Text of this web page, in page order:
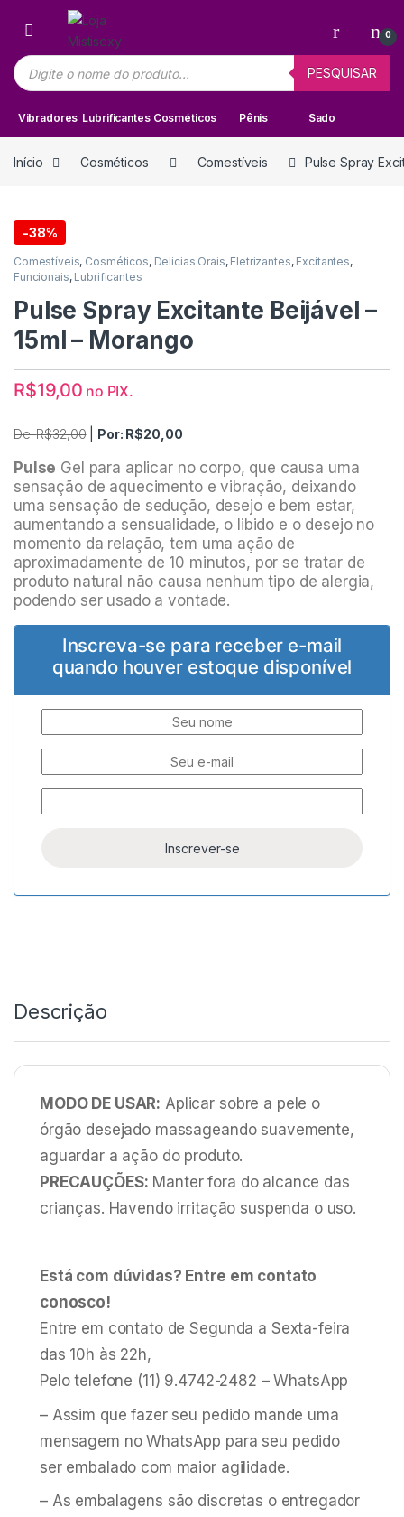
Skip to navigation
Skip to content
0
Pesquisar produtos
PESQUISAR
Vibradores Lubrificantes Cosméticos Pênis Sado
Início Cosméticos Comestíveis Pulse Spray
-38%
Comestíveis, Cosméticos, Delicias Orais, Eletrizantes, Excitantes,
Funcionais, Lubrificantes
Pulse Spray Excitante Beijável –
15ml – Morango
R$19,00 no PIX.
De:R$32,00| Por: R$20,00
Pulse Gel para aplicar no corpo, que causa uma
sensação de aquecimento e vibração, deixando
uma sensação de sedução, desejo e bem estar,
aumentando a sensualidade, o libido e o desejo no
momento da relação, tem uma ação de
aproximadamente de 10 minutos, por se tratar de
produto natural não causa nenhum tipo de alergia,
podendo ser usado a vontade.
Inscreva-se para receber e-mail
quando houver estoque disponível
Descrição
MODO DE USAR: Aplicar sobre a pele o
órgão desejado massageando suavemente,
aguardar a ação do produto.
PRECAUÇÕES: Manter fora do alcance das
crianças. Havendo irritação suspenda o uso.
Está com dúvidas? Entre em contato
conosco!
Entre em contato de Segunda a Sexta-feira
das 10h às 22h,
Pelo telefone (11) 9.4742-2482 – WhatsApp
– Assim que fazer seu pedido mande uma
mensagem no WhatsApp para seu pedido
ser embalado com maior agilidade.
– As embalagens são discretas o entregador